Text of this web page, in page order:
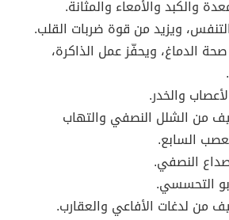
والكبد والأمعاء والمثانة.
ويزيد من قوة ضربات القلب.
الدماغ، ويحفّز عمل الذاكرة،
والخدر.
من الشلل النصفي والتهاب
السابع.
النصفي.
التحسسي.
من لدغات الأفاعي والعقارب.